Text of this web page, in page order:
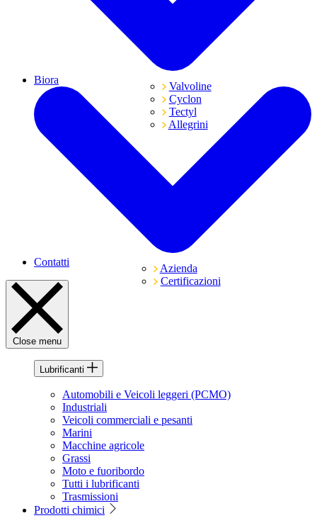
Valvoline
Cyclon
Tectyl
Allegrini
Biora
Azienda
Certificazioni
Contatti
Close menu
Lubrificanti
Automobili e Veicoli leggeri (PCMO)
Industriali
Veicoli commerciali e pesanti
Marini
Macchine agricole
Grassi
Moto e fuoribordo
Tutti i lubrificanti
Trasmissioni
Prodotti chimici